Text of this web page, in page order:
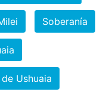
Soberanía
Ushuaia